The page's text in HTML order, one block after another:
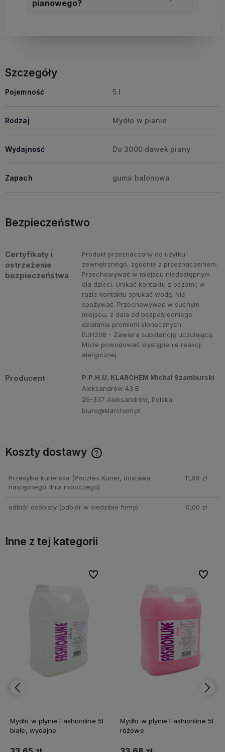
pianowego?
Szczegóły
Pojemność 5 l
Rodzaj Mydło w pianie
Wydajność Do 3000 dawek piany
Zapach guma balonowa
Bezpieczeństwo
Certyfikaty i
ostrzeżenie
bezpieczeństwa
Produkt przeznaczony do użytku
zewnętrznego, zgodnie z przeznaczeniem.
Przechowywać w miejscu niedostępnym
dla dzieci. Unikać kontaktu z oczami; w
razie kontaktu spłukać wodą. Nie
spożywać. Przechowywać w suchym
miejscu, z dala od bezpośredniego
działania promieni słonecznych.
EUH208 - Zawiera substancję uczulającą.
Może powodować wystąpienie reakcji
alergicznej.
Producent
P.P.H.U. KLARCHEM Michał Szamburski
Aleksandrów 43 B
26-337 Aleksandrów, Polska
biuro@klarchem.pl
Koszty dostawy
Przesyłka kurierska (Pocztex Kurier, dostawa
następnego dnia roboczego)
11,99 zł
odbiór osobisty(odbiór w siedzibie firmy) 0,00 zł
Inne z tej kategorii
Mydło w płynie Fashionline 5l
różowe
Do ulubionych
Do ulubionych
Mydło w płynie NINA 5l z
gliceryną, wydajne
Do
Do